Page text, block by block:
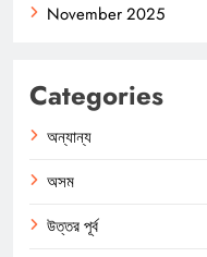
November 2025
Categories
অন্যান্য
অসম
উত্তর পূর্ব